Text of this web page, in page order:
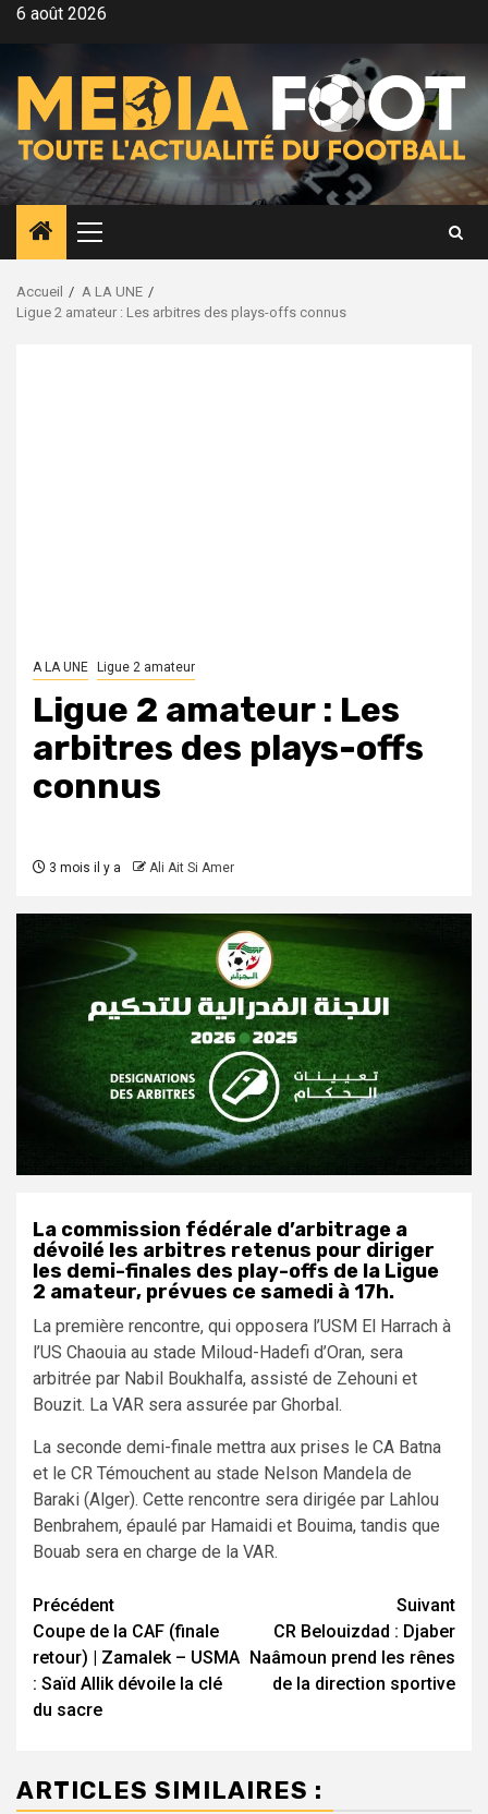
Aller6 août 2026
Menu
principal
Accueil
A LA UNE
Ligue 2 amateur : Les arbitres des plays-offs connus
A LA UNE Ligue 2 amateur
Ligue 2 amateur : Les
arbitres des plays-offs
connus
3 mois il y a Ali Ait Si Amer
La commission fédérale d’arbitrage a
dévoilé les arbitres retenus pour diriger
les demi-finales des play-offs de la Ligue
2 amateur, prévues ce samedi à 17h.
La première rencontre, qui opposera l’USM El Harrach à
l’US Chaouia au stade Miloud-Hadefi d’Oran, sera
arbitrée par Nabil Boukhalfa, assisté de Zehouni et
Bouzit. La VAR sera assurée par Ghorbal.
La seconde demi-finale mettra aux prises le CA Batna
et le CR Témouchent au stade Nelson Mandela de
Baraki (Alger). Cette rencontre sera dirigée par Lahlou
Benbrahem, épaulé par Hamaidi et Bouima, tandis que
Bouab sera en charge de la VAR.
Navigation
d’article
Précédent
Coupe de la CAF (finale
retour) | Zamalek – USMA
: Saïd Allik dévoile la clé
du sacre
Suivant
CR Belouizdad : Djaber
Naâmoun prend les rênes
de la direction sportive
ARTICLES SIMILAIRES :